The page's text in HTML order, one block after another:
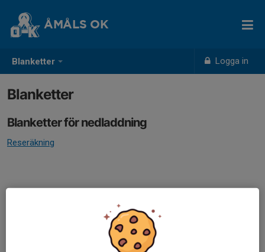
Blanketter Logga in
ÅMÅLS OK
Blanketter
Blanketter för nedladdning
Reseräkning